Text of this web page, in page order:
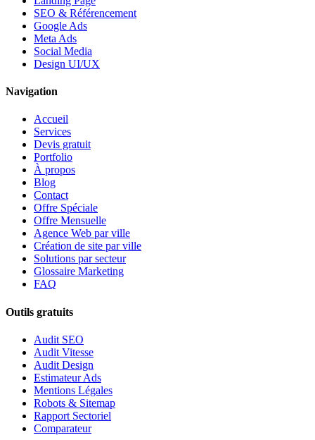
SEO & Référencement
Google Ads
Meta Ads
Social Media
Design UI/UX
Navigation
Accueil
Services
Devis gratuit
Portfolio
À propos
Blog
Contact
Offre Spéciale
Offre Mensuelle
Agence Web par ville
Création de site par ville
Solutions par secteur
Glossaire Marketing
FAQ
Outils gratuits
Audit SEO
Audit Vitesse
Audit Design
Estimateur Ads
Mentions Légales
Robots & Sitemap
Rapport Sectoriel
Comparateur